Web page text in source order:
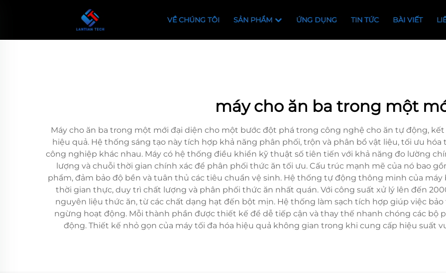
VỀ CHÚNG TÔI SẢN PHẨM ỨNG DỤNG TIN TỨC BÀI VIẾT
máy cho ăn ba trong một
Máy cho ăn ba trong một mới đại diện cho một bước đột phá trong công nghệ cho ăn tự động,
hiệu quả. Hệ thống sáng tạo này tích hợp khả năng phân phối, trộn và phân bổ vật liệu, tối ưu
công nghiệp khác nhau. Máy có hệ thống điều khiển kỹ thuật số tiên tiến với khả năng đo lường
lượng và chuỗi thời gian chính xác để phân phối thức ăn tối ưu. Cấu trúc mạnh mẽ của nó bao
phẩm, đảm bảo độ bền và tuân thủ các tiêu chuẩn vệ sinh. Hệ thống tự động thông minh của
thời gian thực, duy trì chất lượng và phân phối thức ăn nhất quán. Với công suất xử lý lên đến
nguyên liệu thức ăn, từ các chất dạng hạt đến bột mịn. Hệ thống làm sạch tích hợp giúp việc
ngừng hoạt động. Mỗi thành phần được thiết kế để dễ tiếp cận và thay thế nhanh chóng các bộ
động. Thiết kế nhỏ gọn của máy tối đa hóa hiệu quả không gian trong khi cung cấp hiệu suất